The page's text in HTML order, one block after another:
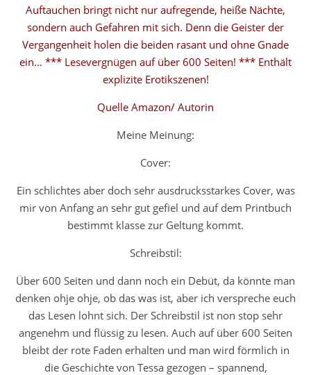
Auftauchen bringt nicht nur aufregende, heiße Nächte,
sondern auch Gefahren mit sich. Denn die Geister der
Vergangenheit holen die beiden rasant und ohne Gnade
ein… *** Lesevergnügen auf über 600 Seiten! *** Enthält
explizite Erotikszenen!
Quelle Amazon/ Autorin
Meine Meinung:
Cover:
Ein schlichtes aber doch sehr ausdrucksstarkes Cover, was
mir von Anfang an sehr gut gefiel und auf dem Printbuch
bestimmt klasse zur Geltung kommt.
Schreibstil:
Über 600 Seiten und dann noch ein Debüt, da könnte man
denken ohje ohje, ob das was ist, aber ich verspreche euch
das Lesen lohnt sich. Der Schreibstil ist non stop sehr
angenehm und flüssig zu lesen. Auch auf über 600 Seiten
bleibt der rote Faden erhalten und man wird förmlich in
die Geschichte von Tessa gezogen – spannend,